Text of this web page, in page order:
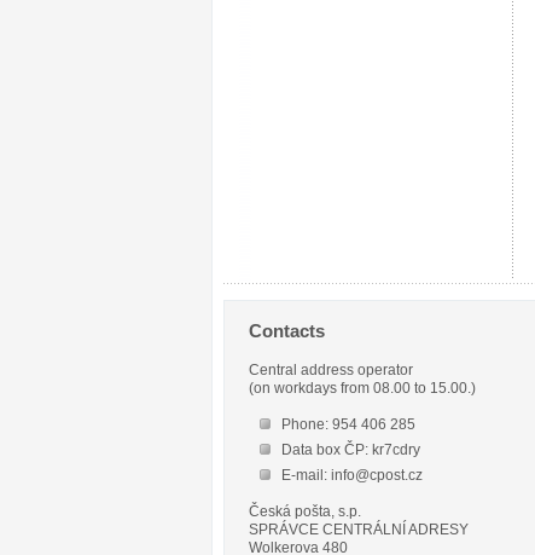
Contacts
Central address operator
(on workdays from 08.00 to 15.00.)
Phone: 954 406 285
Data box ČP: kr7cdry
E-mail: info@cpost.cz
Česká pošta, s.p.
SPRÁVCE CENTRÁLNÍ ADRESY
Wolkerova 480